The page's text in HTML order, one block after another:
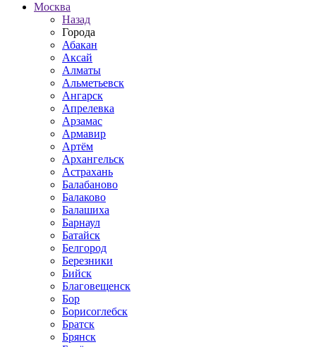
Москва
Назад
Города
Абакан
Аксай
Алматы
Альметьевск
Ангарск
Апрелевка
Арзамас
Армавир
Артём
Архангельск
Астрахань
Балабаново
Балаково
Балашиха
Барнаул
Батайск
Белгород
Березники
Бийск
Благовещенск
Бор
Борисоглебск
Братск
Брянск